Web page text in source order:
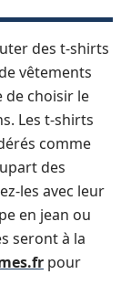
des t-shirts
vêtements
de choisir le
Les t-shirts
comme
des
les avec leur
en jean ou
seront à la
pour